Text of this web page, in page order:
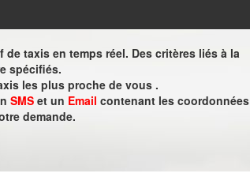
taxis en temps réel. Des critères liés à la
spécifiés.
les plus proche de vous .
SMS et un Email contenant les coordonnées
demande.